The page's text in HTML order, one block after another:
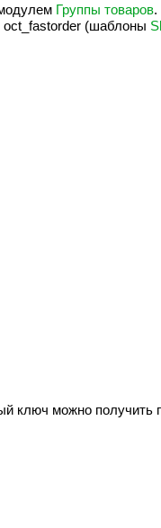
Группы товаров.
oct_fastorder (шаблоны
ключ можно